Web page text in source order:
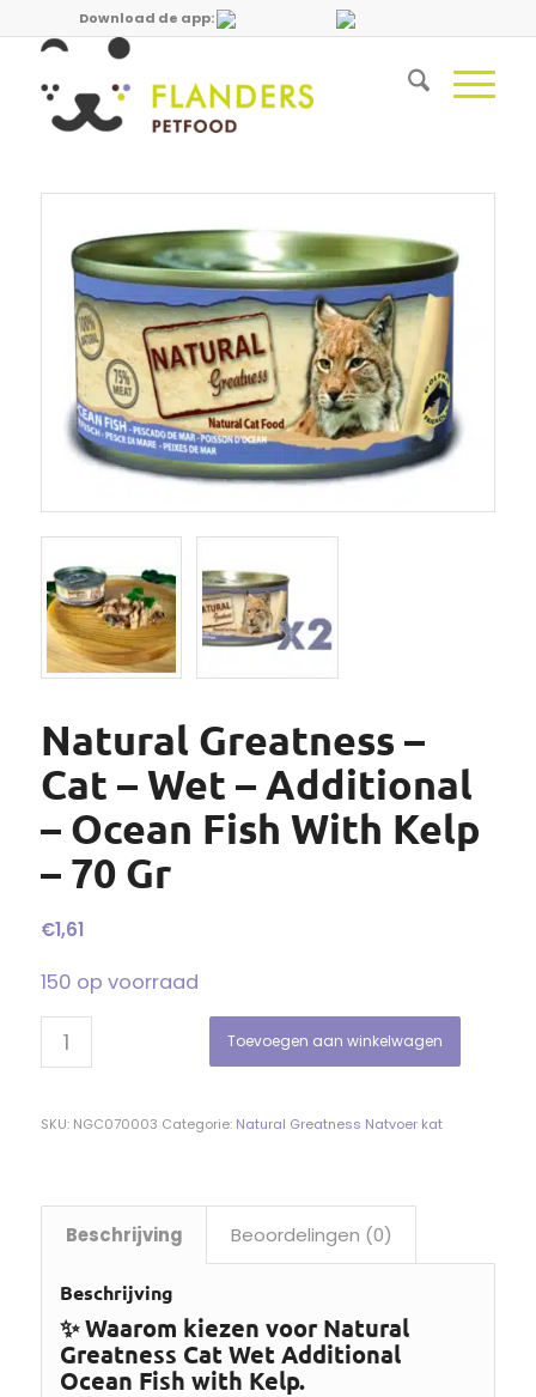
Download de app:
Natural Greatness –
Cat – Wet – Additional
– Ocean Fish With Kelp
– 70 Gr
€1,61
150 op voorraad
Toevoegen aan winkelwagen
SKU: NGC070003 Categorie: Natural Greatness Natvoer kat
Beschrijving Beoordelingen (0)
Beschrijving
✨ Waarom kiezen voor Natural
Greatness Cat Wet Additional
Ocean Fish with Kelp.